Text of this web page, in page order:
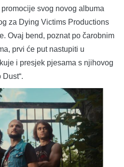
svog novog albuma
za Dying Victims Productions
Ovaj bend, poznat po čarobnim
prvi će put nastupiti u
i presjek pjesama s njihovog